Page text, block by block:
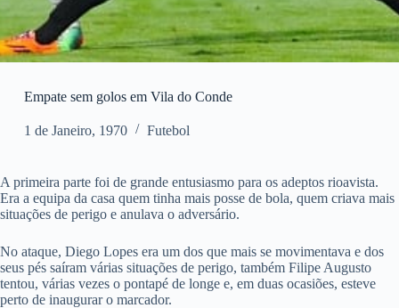
Empate sem golos em Vila do Conde
1 de Janeiro, 1970 Futebol
A primeira parte foi de grande entusiasmo para os adeptos rioavista.
Era a equipa da casa quem tinha mais posse de bola, quem criava mais
situações de perigo e anulava o adversário.
No ataque, Diego Lopes era um dos que mais se movimentava e dos
seus pés saíram várias situações de perigo, também Filipe Augusto
tentou, várias vezes o pontapé de longe e, em duas ocasiões, esteve
perto de inaugurar o marcador.